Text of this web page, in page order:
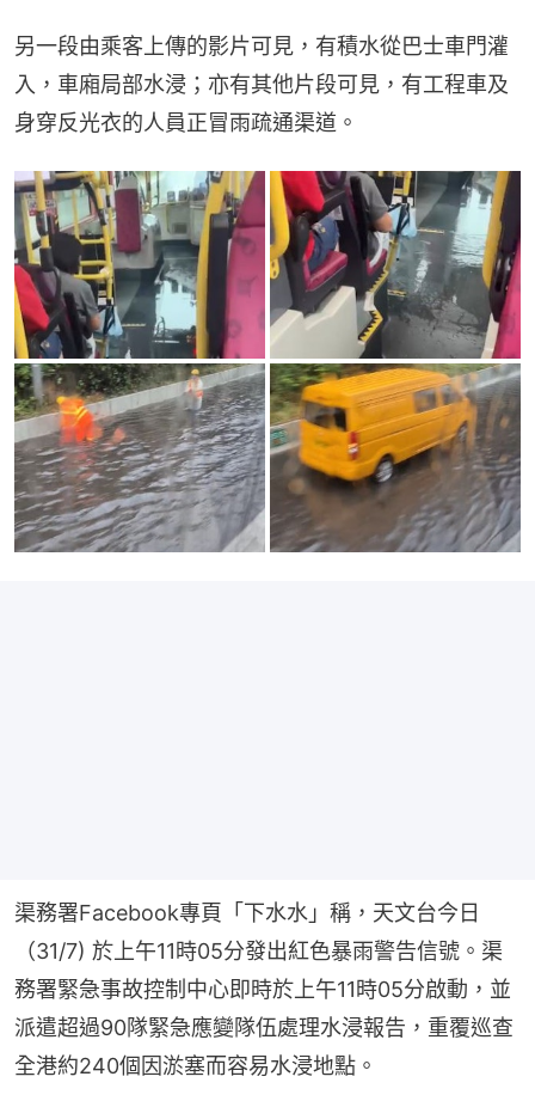
另一段由乘客上傳的影片可見，有積水從巴士車門灌
入，車廂局部水浸；亦有其他片段可見，有工程車及
身穿反光衣的人員正冒雨疏通渠道。
渠務署Facebook專頁「下水水」稱，天文台今日
（31/7) 於上午11時05分發出紅色暴雨警告信號。渠
務署緊急事故控制中心即時於上午11時05分啟動，並
派遣超過90隊緊急應變隊伍處理水浸報告，重覆巡查
全港約240個因淤塞而容易水浸地點。